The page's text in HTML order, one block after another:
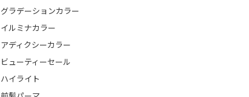
グラデーションカラー
イルミナカラー
アディクシーカラー
ビューティーセール
ハイライト